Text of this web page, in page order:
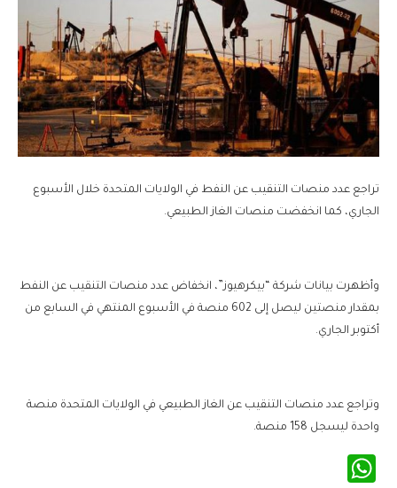
تراجع عدد منصات التنقيب عن النفط في الولايات المتحدة خلال الأسبوع
الجاري، كما انخفضت منصات الغاز الطبيعي.
وأظهرت بيانات شركة “بيكرهيوز”، انخفاض عدد منصات التنقيب عن النفط
بمقدار منصتين ليصل إلى 602 منصة في الأسبوع المنتهي في السابع من
أكتوبر الجاري.
وتراجع عدد منصات التنقيب عن الغاز الطبيعي في الولايات المتحدة منصة
واحدة ليسجل 158 منصة.